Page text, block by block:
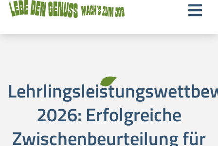
2026: Erfolgreiche
Zwischenbeurteilung für